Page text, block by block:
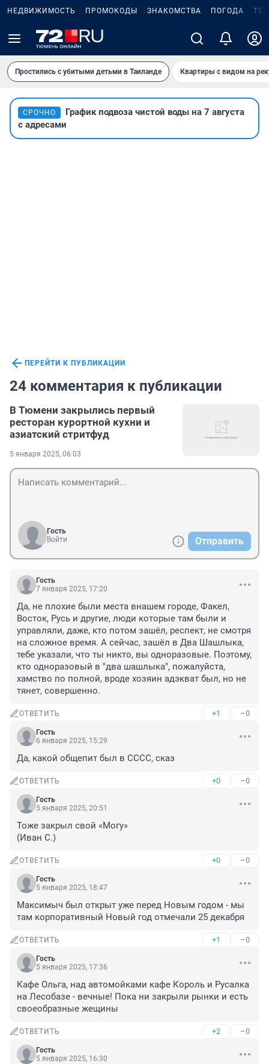
НЕДВИЖИМОСТЬ ПРОМОКОДЫ ЗНАКОМСТВА ПОГОДА
Простились с убитыми детьми в Таиланде Квартиры с видом на
СРОЧНО
График подвоза чистой воды на 7 августа
с адресами
ПЕРЕЙТИ К ПУБЛИКАЦИИ
24 комментария к публикации
В Тюмени закрылись первый
ресторан курортной кухни и
азиатский стритфуд
5 января 2025, 06:03
Гость
Войти
Отправить
Гость
7 января 2025, 17:20
Да, не плохие были места внашем городе, Факел,
Восток, Русь и другие, люди которые там были и
управляли, даже, кто потом зашёл, респект, не смотря
на сложное время. А сейчас, зашёл в Два Шашлыка,
тебе указали, что ты никто, вы одноразовые. Поэтому,
кто одноразовый в "два шашлыка", пожалуйста,
хамство по полной, вроде хозяин адэкват был, но не
тянет, совершенно.
ОТВЕТИТЬ +1 –0
Гость
6 января 2025, 15:29
Да, какой общепит был в СССС, сказ
ОТВЕТИТЬ +0 –0
Гость
5 января 2025, 20:51
Тоже закрыл свой «Могу»
(Иван С.)
ОТВЕТИТЬ +0 –0
Гость
5 января 2025, 18:47
Максимыч был открыт уже перед Новым годом - мы
там корпоративный Новый год отмечали 25 декабря
ОТВЕТИТЬ +1 –0
Гость
5 января 2025, 17:36
Кафе Ольга, над автомойками кафе Король и Русалка
на Лесобазе - вечные! Пока ни закрыли рынки и есть
своеобразные жещины
ОТВЕТИТЬ +2 –0
Гость
5 января 2025, 16:30